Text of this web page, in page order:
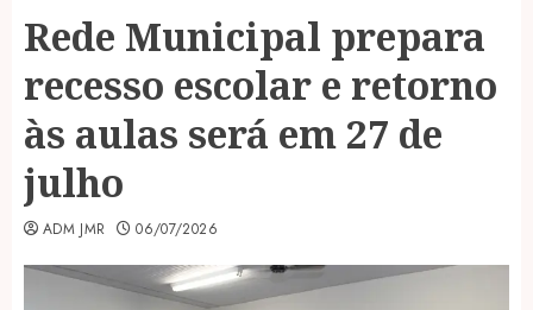
Rede Municipal prepara
recesso escolar e retorno
às aulas será em 27 de
julho
ADM JMR 06/07/2026